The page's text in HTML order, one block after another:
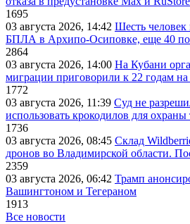
1695
03 августа 2026, 14:42 Шесть человек
БПЛА в Архипо-Осиповке, еще 40
2864
03 августа 2026, 14:00 На Кубани
миграции приговорили к 22 годам на
1772
03 августа 2026, 11:39 Суд не
использовать крокодилов для
1736
03 августа 2026, 08:45 Склад
дронов во Владимирской области.
2359
03 августа 2026, 06:42 Трамп
Вашингтоном и Тегераном
1913
Все новости